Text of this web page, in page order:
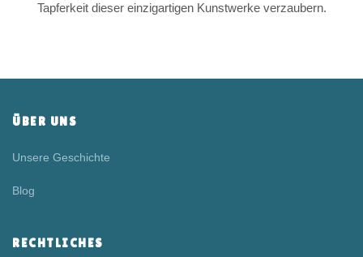
Tapferkeit dieser einzigartigen Kunstwerke verzaubern.
ÜBER UNS
Unsere Geschichte
Blog
RECHTLICHES